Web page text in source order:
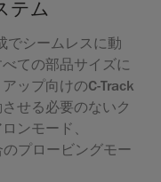
テム
でシームレスに動
ての部品サイズに
ップ向けのC-Track
せる必要のないク
ンモード、
プロービングモー